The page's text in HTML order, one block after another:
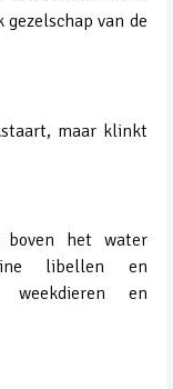
van de
maar klinkt
het water
libellen en
weekdieren en